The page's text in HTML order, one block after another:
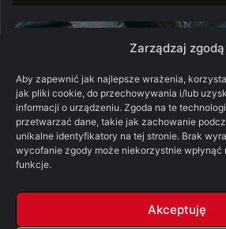
Zarządzaj zgodą
Aby zapewnić jak najlepsze wrażenia,
jak pliki cookie, do przechowywania i/lub
informacji o urządzeniu. Zgoda na te
przetwarzać dane, takie jak zachowanie
unikalne identyfikatory na tej stronie. Brak
wycofanie zgody może niekorzystnie wpłynąć
funkcje.
Akceptuję
Pomylone Analizy: Ród